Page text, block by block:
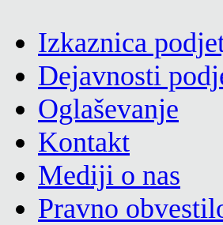
Izkaznica
Dejavnosti
Oglaševanje
Kontakt
Mediji o nas
Pravno